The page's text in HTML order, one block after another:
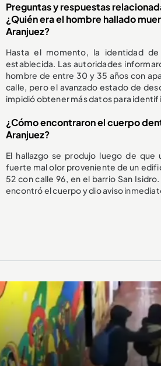
Preguntas y respuestas
¿Quién era el hombre hallado
Aranjuez?
Hasta el momento, la identidad
establecida. Las autoridades
hombre de entre 30 y 35 años con
calle, pero el avanzado estado de
impidió obtener más datos para
¿Cómo encontraron el cuerpo
Aranjuez?
El hallazgo se produjo luego de que
fuerte mal olor proveniente de un
52 con calle 96, en el barrio San
encontró el cuerpo y dio aviso